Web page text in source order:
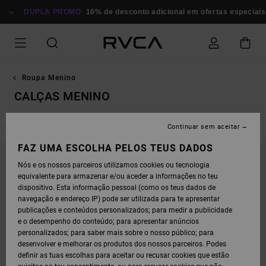
PARA
GRELHA
DUPLA PROMO 10% de desconto adicional em ofertas especiais
Roupa Menino
CALÇAS MENINO
FICA ATENTO/A, OS PRODUTOS VOLTAM EM
BREVE
OPA, NÃO ENCONTRAMOS RESULTADOS PARA
A TUA PESQUISA.
NÃO TE PREOCUPES! EXPERIMENTA COM OUTRAS PALAVRAS-CHAVE OU
FAZ UMA ESCOLHA PELOS TEUS DADOS
Nós e os nossos parceiros utilizamos cookies ou tecnologia
equivalente para armazenar e/ou aceder a informações no teu
dispositivo. Esta informação pessoal (como os teus dados de
navegação e endereço IP) pode ser utilizada para te apresentar
publicações e conteúdos personalizados; para medir a publicidade
e o desempenho do conteúdo; para apresentar anúncios
personalizados; para saber mais sobre o nosso público; para
desenvolver e melhorar os produtos dos nossos parceiros. Podes
definir as tuas escolhas para aceitar ou recusar cookies que estão
Continuar sem aceitar